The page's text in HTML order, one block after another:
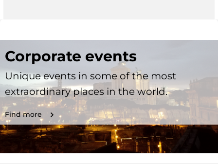
Corporate events
Unique events in some of the most
extraordinary places in the world.
Find more